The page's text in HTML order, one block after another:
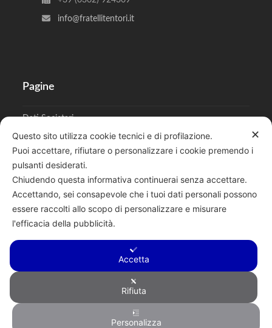
info@fratellitentori.it
Pagine
Dati Societari
Regolamento Privacy
Copyright © 2026 F.lli Tentori di Enrico Tentori & C. SAS - Via A.
✕
Questo sito utilizza cookie tecnici e di profilazione.
Puoi accettare, rifiutare o personalizzare i cookie premendo i
pulsanti desiderati.
Chiudendo questa informativa continuerai senza accettare.
Accettando, sei consapevole che i tuoi dati personali possono
essere raccolti allo scopo di personalizzare e misurare
l'efficacia della pubblicità.
Accetta
Rifiuta
Personalizza